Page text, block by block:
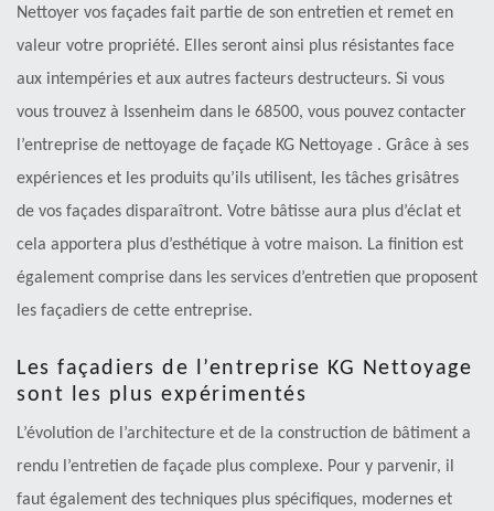
Nettoyer vos façades fait partie de son entretien et remet en
valeur votre propriété. Elles seront ainsi plus résistantes face
aux intempéries et aux autres facteurs destructeurs. Si vous
vous trouvez à Issenheim dans le 68500, vous pouvez contacter
l’entreprise de nettoyage de façade KG Nettoyage . Grâce à ses
expériences et les produits qu’ils utilisent, les tâches grisâtres
de vos façades disparaîtront. Votre bâtisse aura plus d’éclat et
cela apportera plus d’esthétique à votre maison. La finition est
également comprise dans les services d’entretien que proposent
les façadiers de cette entreprise.
Les façadiers de l’entreprise KG Nettoyage
sont les plus expérimentés
L’évolution de l’architecture et de la construction de bâtiment a
rendu l’entretien de façade plus complexe. Pour y parvenir, il
faut également des techniques plus spécifiques, modernes et